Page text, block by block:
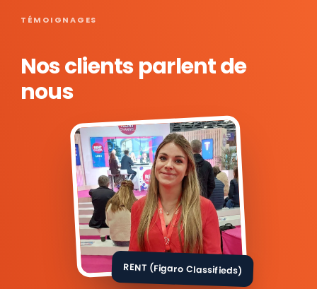
TÉMOIGNAGES
Nos clients parlent de
nous
RENT (Figaro Classifieds)